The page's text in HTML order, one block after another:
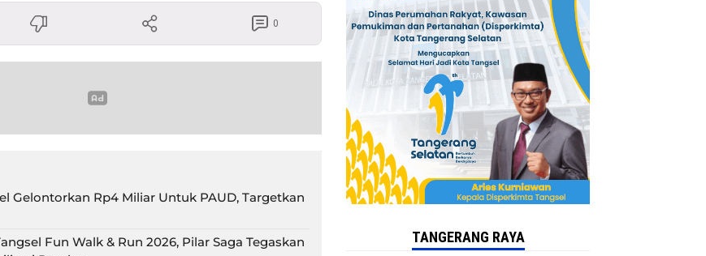
0
Gelontorkan Rp4 Miliar Untuk PAUD, Targetkan
Fun Walk & Run 2026, Pilar Saga Tegaskan
TANGERANG RAYA